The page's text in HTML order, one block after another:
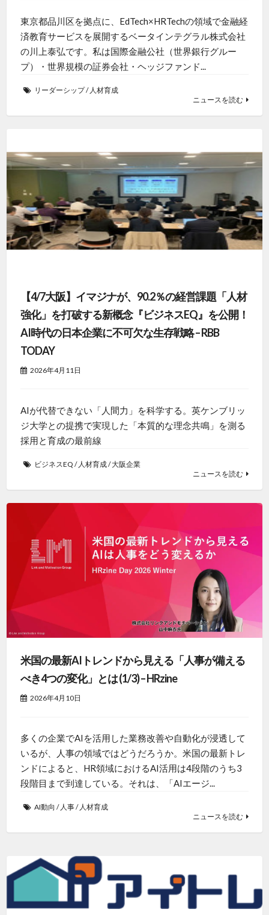
東京都品川区を拠点に、EdTech×HRTechの領域で金融経
済教育サービスを展開するベータインテグラル株式会社
の川上泰弘です。私は国際金融公社（世界銀行グルー
プ）・世界規模の証券会社・ヘッジファンド...
リーダーシップ/ 人材育成
ニュースを読む
【4/7大阪】イマジナが、90.2％の経営課題「人材
強化」を打破する新概念『ビジネスEQ』を公開！
AI時代の日本企業に不可欠な生存戦略 – RBB
TODAY
2026年4月11日
AIが代替できない「人間力」を科学する。英ケンブリッ
ジ大学との提携で実現した「本質的な理念共鳴」を測る
採用と育成の最前線
ビジネスEQ / 人材育成/大阪企業
ニュースを読む
米国の最新AIトレンドから見える「人事が備える
べき4つの変化」とは (1/3) – HRzine
2026年4月10日
多くの企業でAIを活用した業務改善や自動化が浸透して
いるが、人事の領域ではどうだろうか。米国の最新トレ
ンドによると、HR領域におけるAI活用は4段階のうち3
段階目まで到達している。それは、「AIエージ...
AI動向 / 人事/ 人材育成
ニュースを読む